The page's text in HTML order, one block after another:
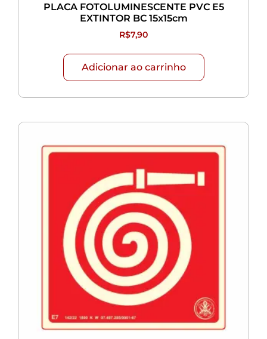
PLACA FOTOLUMINESCENTE PVC E5
EXTINTOR BC 15x15cm
R$7,90
Adicionar ao carrinho